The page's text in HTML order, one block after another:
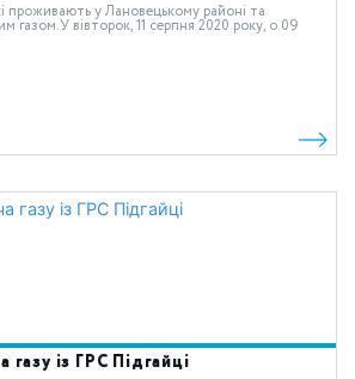
проживають у Лановецькому районі та
газом.У вівторок, 11 серпня 2020 року, о 09
із ГРС Підгайці